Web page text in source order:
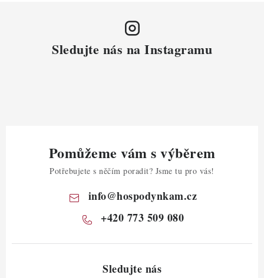
Sledujte nás na Instagramu
Pomůžeme vám s výběrem
Potřebujete s něčím poradit? Jsme tu pro vás!
info@hospodynkam.cz
+420 773 509 080